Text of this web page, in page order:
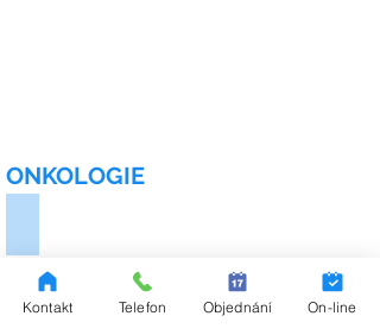
ONKOLOGIE
Kontakt Telefon Objednání On-line